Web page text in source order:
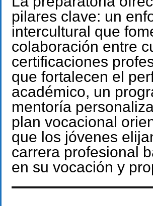
pilares clave: un
intercultural que
colaboración entre
certificaciones
que fortalecen el
académico, un
mentoría
plan vocacional
que los jóvenes
carrera profesional
en su vocación y